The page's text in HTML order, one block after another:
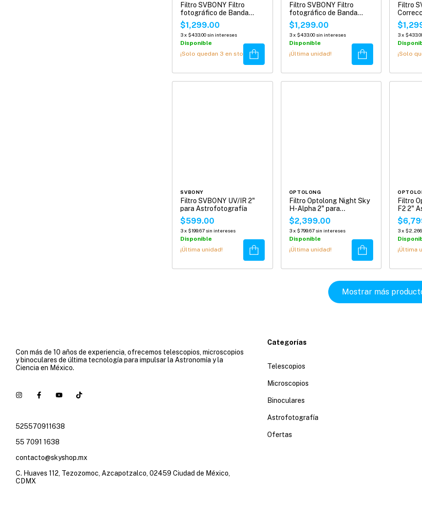
Filtro SVBONY Filtro
fotográfico de Banda
Estrecha H-Alpha 5 nm 2"
SV227
$1,299.00
3x $433.00 sin intereses
Disponible
¡Solo quedan 3 en stock! Comprar
Filtro SVBONY Filtro
fotográfico de Banda
Estrecha OIII 5 nm 2"
SV227
$1,299.00
3x $433.00 sin intereses
Disponible
¡Última unidad!
Comprar
Filtro
para
SV231
3x
¡Solo
SVBONY
Filtro SVBONY UV/IR 2"
para Astrofotografía
$599.00
3x $199.67 sin intereses
Disponible
¡Última unidad!
Comprar
OPTOLONG
Filtro Optolong Night Sky
H-Alpha 2" para
Astrofotografía
$2,399.00
3x $799.67 sin intereses
Disponible
¡Última unidad!
Comprar
Filtro
F2 2"
3x
¡Última
Mostrar más
Con más de 10 años de experiencia, ofrecemos telescopios, microscopios
y binoculares de última tecnología para impulsar la Astronomía y la
Ciencia en México.
525570911638
55 7091 1638
contacto@skyshop.mx
C. Huaves 112, Tezozomoc, Azcapotzalco, 02459 Ciudad de México,
CDMX
Categorías
Telescopios
Microscopios
Binoculares
Astrofotografía
Ofertas